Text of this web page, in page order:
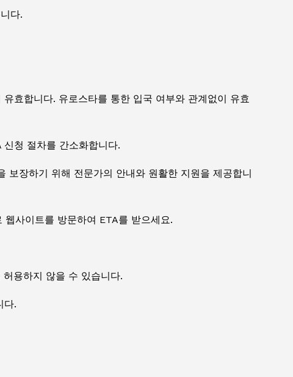
다.
효합니다. 유로스타를 통한 입국 여부와 관계없이 유효
청 절차를 간소화합니다.
장하기 위해 전문가의 안내와 원활한 지원을 제공합니
사이트를 방문하여 ETA를 받으세요.
용하지 않을 수 있습니다.
다.